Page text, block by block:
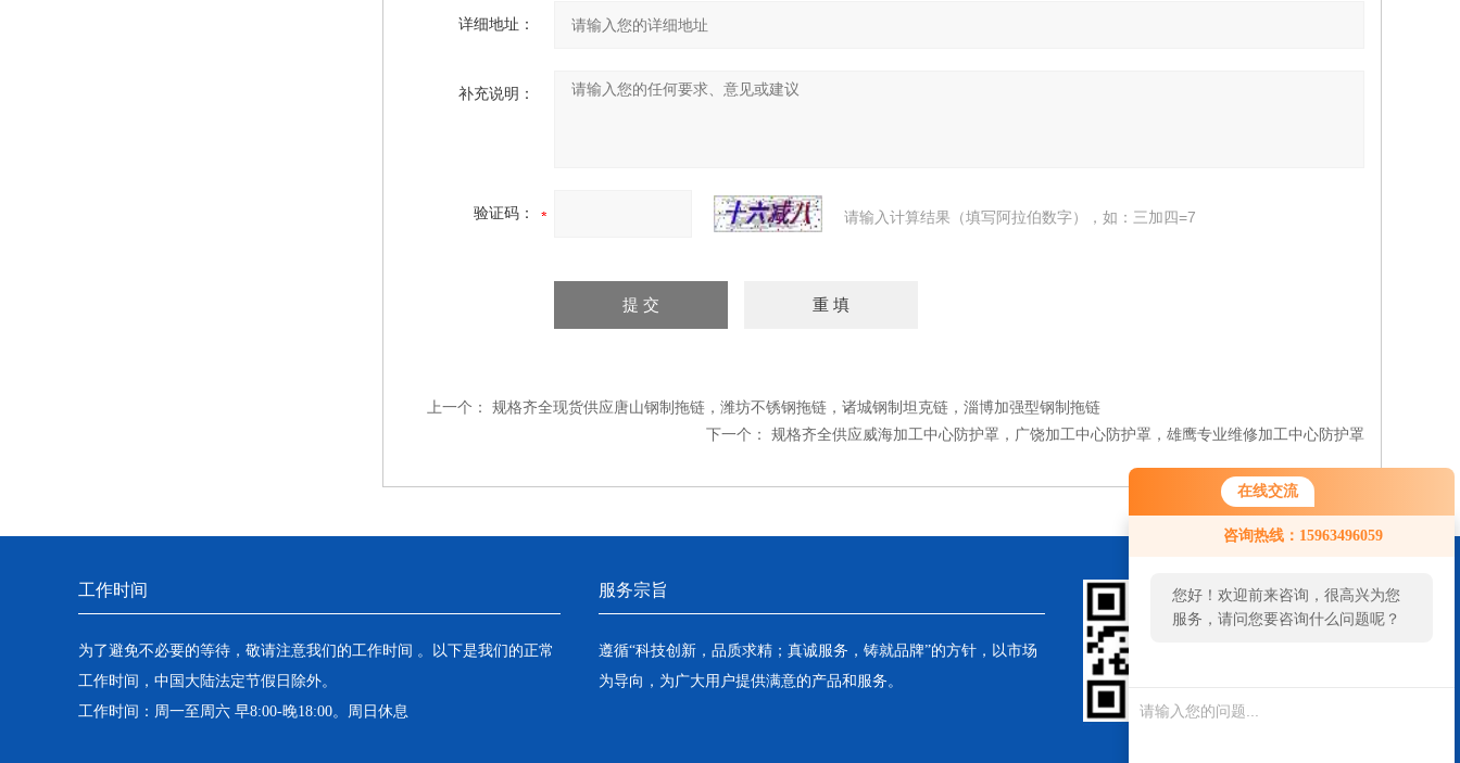
在线交流
咨询热线：15963496059
您好！欢迎前来咨询，很高兴为您
服务，请问您要咨询什么问题呢？
详细地址：
补充说明：
验证码： 请输入计算结果（填写阿拉伯数字），如：三加四=7
上一个：
规格齐全现货供应唐山钢制拖链，潍坊不锈钢拖链，诸城钢制坦克链，淄博加强型钢制拖链
下一个：
规格齐全供应威海加工中心防护罩，广饶加工中心防护罩，雄鹰专业维修加工中心防护罩
工作时间
为了避免不必要的等待，敬请注意我们的工作时间 。以下是我们的正常
工作时间，中国大陆法定节假日除外。
工作时间：周一至周六 早8:00-晚18:00。周日休息
服务宗旨
遵循“科技创新，品质求精；真诚服务，铸就品牌”的方针，以市场
为导向，为广大用户提供满意的产品和服务。